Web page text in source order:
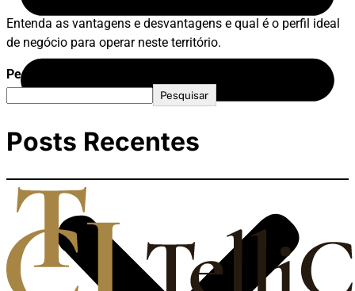
Entenda as vantagens e desvantagens e qual é o perfil ideal
de negócio para operar neste território.
Pesquisar
Pesquisar
Posts Recentes